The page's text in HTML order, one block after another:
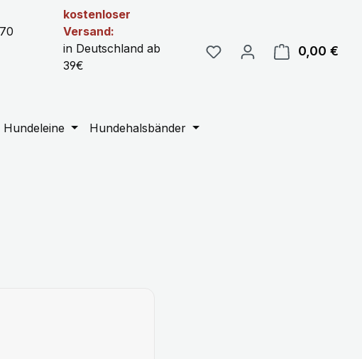
kostenloser
Versand:
in Deutschland ab
39€
0,00 €
Hundeleine
Hundehalsbänder